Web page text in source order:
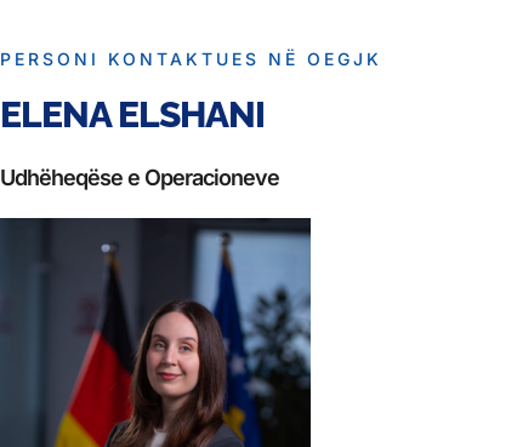
PERSONI KONTAKTUES NË OEGJK
ELENA ELSHANI
Udhëheqëse e Operacioneve